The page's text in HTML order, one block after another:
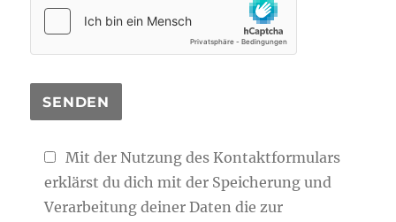
Mit der Nutzung des Kontaktformulars
erklärst du dich mit der Speicherung und
Verarbeitung deiner Daten die zur